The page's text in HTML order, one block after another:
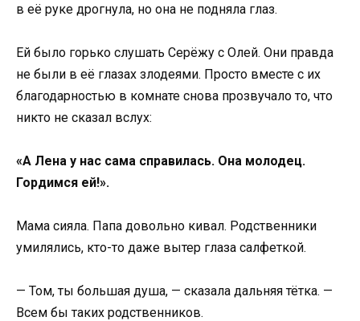
в её руке дрогнула, но она не подняла глаз.
Ей было горько слушать Серёжу с Олей. Они правда
не были в её глазах злодеями. Просто вместе с их
благодарностью в комнате снова прозвучало то, что
никто не сказал вслух:
«А Лена у нас сама справилась. Она молодец.
Гордимся ей!».
Мама сияла. Папа довольно кивал. Родственники
умилялись, кто-то даже вытер глаза салфеткой.
— Том, ты большая душа, — сказала дальняя тётка. —
Всем бы таких родственников.